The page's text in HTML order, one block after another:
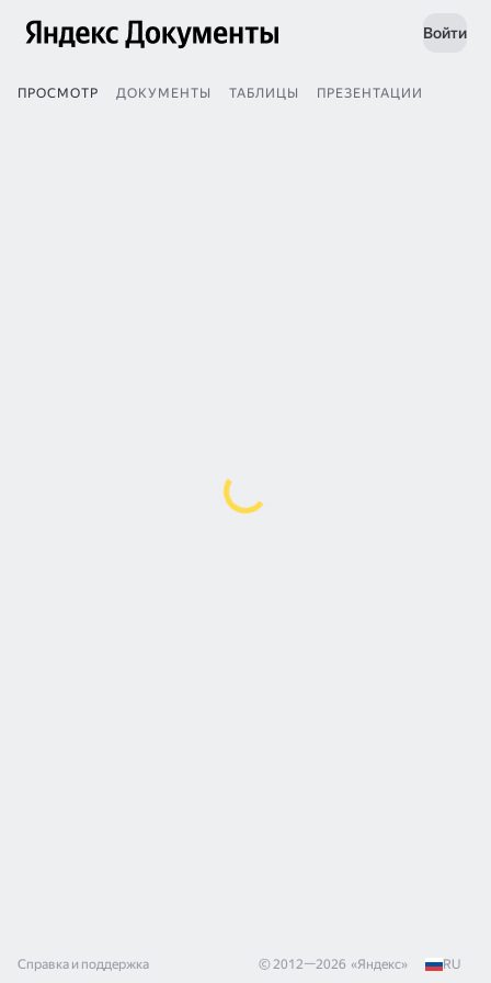
Войти
ПРОСМОТР ДОКУМЕНТЫ ТАБЛИЦЫ ПРЕЗЕНТАЦИИ
Справка и поддержка © 2012—2026 «Яндекс» RU